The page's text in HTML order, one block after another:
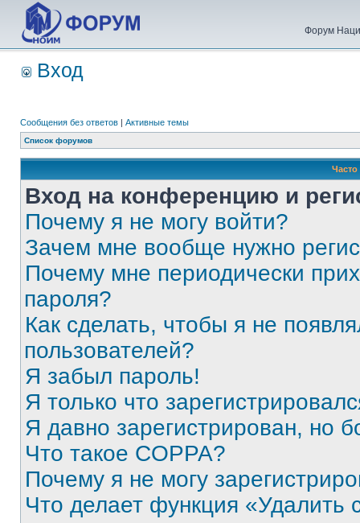
Форум
Вход
Сообщения без ответов | Активные темы
Список форумов
Вход на конференцию и
Почему я не могу войти?
Зачем мне вообще нужно
Почему мне периодически
пароля?
Как сделать, чтобы я не
пользователей?
Я забыл пароль!
Я только что
Я давно зарегистрирован, но
Что такое COPPA?
Почему я не могу
Что делает функция «Удалить